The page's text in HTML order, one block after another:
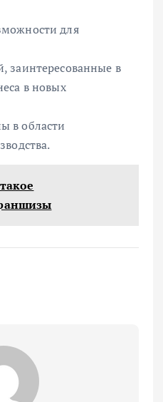
для
заинтересованные в
в новых
в области